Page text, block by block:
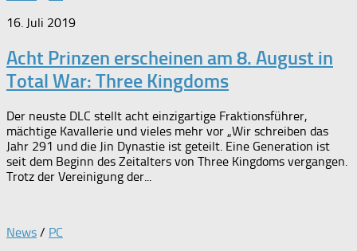
16. Juli 2019
Acht Prinzen erscheinen am 8. August in
Total War: Three Kingdoms
Der neuste DLC stellt acht einzigartige Fraktionsführer,
mächtige Kavallerie und vieles mehr vor „Wir schreiben das
Jahr 291 und die Jin Dynastie ist geteilt. Eine Generation ist
seit dem Beginn des Zeitalters von Three Kingdoms vergangen.
Trotz der Vereinigung der...
News / PC